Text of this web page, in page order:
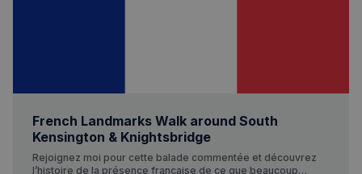
French Landmarks Walk around South
Kensington & Knightsbridge
Rejoignez moi pour cette balade commentée et découvrez
l’histoire de la présence française de ce que beaucoup